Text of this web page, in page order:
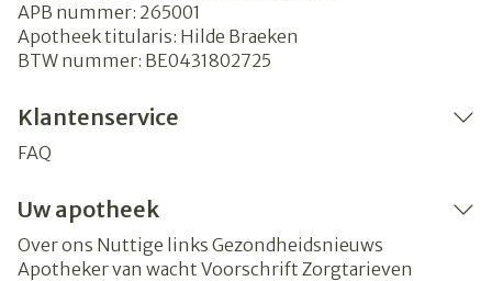
APB nummer: 265001
Apotheek titularis: Hilde Braeken
BTW nummer: BE0431802725
Klantenservice
FAQ
Uw apotheek
Over ons Nuttige links Gezondheidsnieuws
Apotheker van wacht Voorschrift Zorgtarieven